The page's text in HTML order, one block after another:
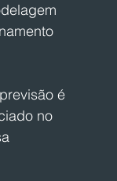
é
no